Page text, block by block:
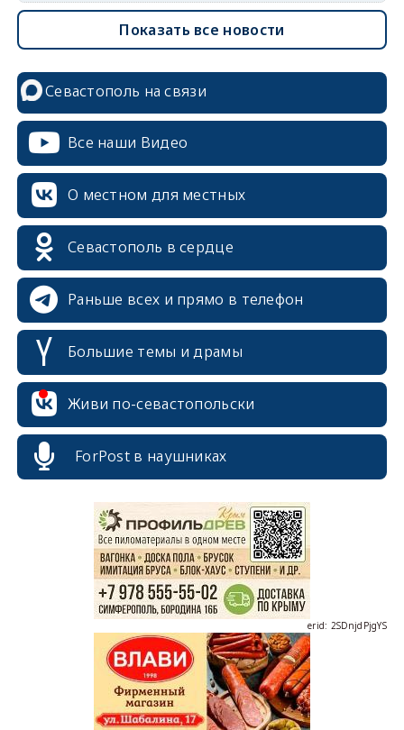
Показать все новости
Севастополь на связи
Все наши Видео
О местном для местных
Севастополь в сердце
Раньше всех и прямо в телефон
Большие темы и драмы
Живи по-севастопольски
ForPost в наушниках
erid: 2SDnjdPjgYS